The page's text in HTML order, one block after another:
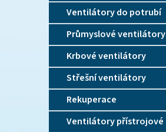
n
p
e
Ventilátory do potrubí
Průmyslové ventilátory
Krbové ventilátory
Střešní ventilátory
Rekuperace
Ventilátory přístrojové